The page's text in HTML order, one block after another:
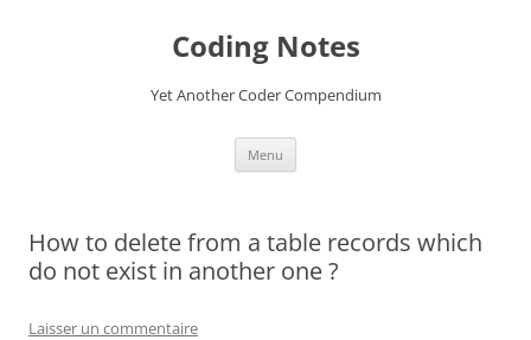
Coding Notes
Yet Another Coder Compendium
Menu
How to delete from a table records which
do not exist in another one ?
Laisser un commentaire